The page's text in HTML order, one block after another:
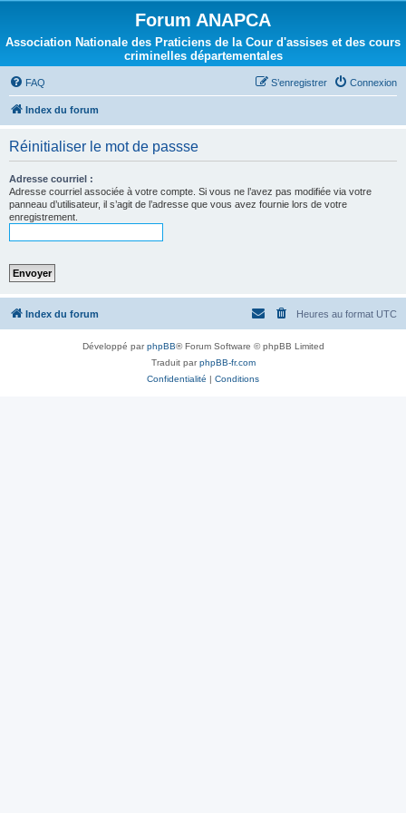
Forum ANAPCA
Association Nationale des Praticiens de la Cour d'assises et des cours
criminelles départementales
FAQ Connexion
S’enregistrer
Index du forum
Réinitialiser le mot de passse
Adresse courriel :
Adresse courriel associée à votre compte. Si vous ne l’avez pas modifiée via votre
panneau d’utilisateur, il s’agit de l’adresse que vous avez fournie lors de votre
enregistrement.
Index du forum Heures au format UTC
Développé parphpBB® Forum Software © phpBB Limited
Traduit parphpBB-fr.com
Confidentialité | Conditions